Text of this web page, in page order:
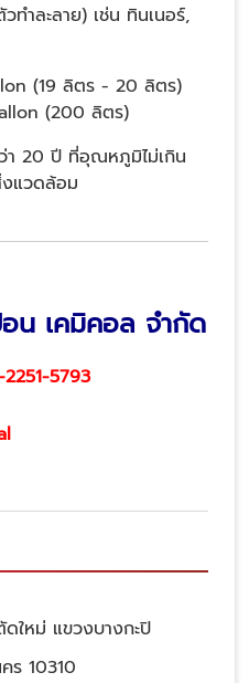
ำละลาย) เช่น ทินเนอร์,
(19 ลิตร - 20 ลิตร)
(200 ลิตร)
า 20 ปี ที่อุณหภูมิไม่เกิน
แวดล้อม
น เคมิคอล จำกัด
5793
ใหม่ แขวงบางกะปิ
ร 10310